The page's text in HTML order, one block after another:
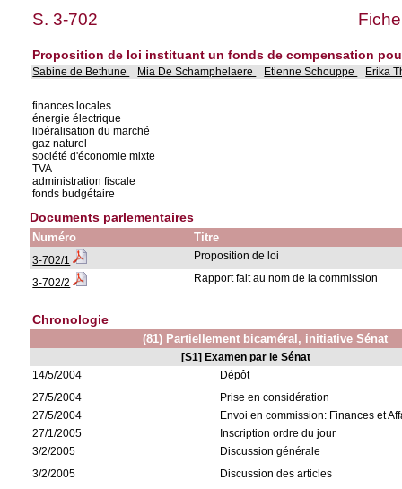
S. 3-702
Proposition de loi instituant un fonds de compensation
Sabine de Bethune Mia De Schamphelaere Etienne Schouppe Erika
finances locales
énergie électrique
libéralisation du marché
gaz naturel
société d'économie mixte
TVA
administration fiscale
fonds budgétaire
Documents parlementaires
Numéro Titre
3-702/1 Proposition de loi
3-702/2 Rapport fait au nom de la commission
Chronologie
(81) Partiellement bicaméral, initiative Sénat
[S1] Examen par le Sénat
14/5/2004
Dépôt
27/5/2004
Prise en considération
27/5/2004
Envoi en commission: Finances et
27/1/2005
Inscription ordre du jour
3/2/2005
Discussion générale
3/2/2005
Discussion des articles